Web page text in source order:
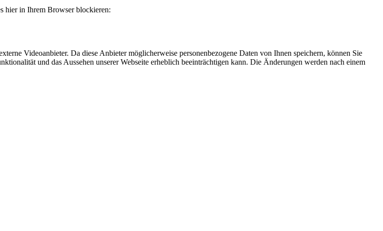
hier in Ihrem Browser blockieren:
Videoanbieter. Da diese Anbieter möglicherweise personenbezogene Daten von Ihnen speichern, können Sie
und das Aussehen unserer Webseite erheblich beeinträchtigen kann. Die Änderungen werden nach einem